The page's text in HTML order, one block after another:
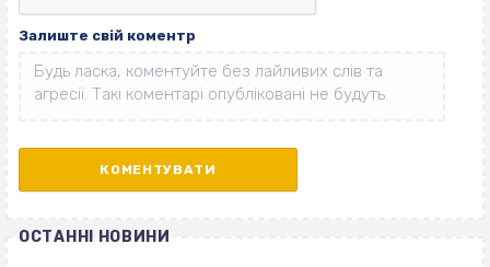
Залиште свій коментр
ОСТАННІ НОВИНИ